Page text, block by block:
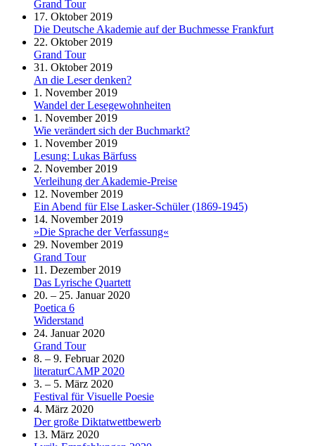
Grand Tour
17. Oktober 2019
Die Deutsche Akademie auf der Buchmesse Frankfurt
22. Oktober 2019
Grand Tour
31. Oktober 2019
An die Leser denken?
1. November 2019
Wandel der Lesegewohnheiten
1. November 2019
Wie verändert sich der Buchmarkt?
1. November 2019
Lesung: Lukas Bärfuss
2. November 2019
Verleihung der Akademie-Preise
12. November 2019
Ein Abend für Else Lasker-Schüler (1869-1945)
14. November 2019
»Die Sprache der Verfassung«
29. November 2019
Grand Tour
11. Dezember 2019
Das Lyrische Quartett
20. – 25. Januar 2020
Poetica 6
Widerstand
24. Januar 2020
Grand Tour
8. – 9. Februar 2020
literaturCAMP 2020
3. – 5. März 2020
Festival für Visuelle Poesie
4. März 2020
Der große Diktatwettbewerb
13. März 2020